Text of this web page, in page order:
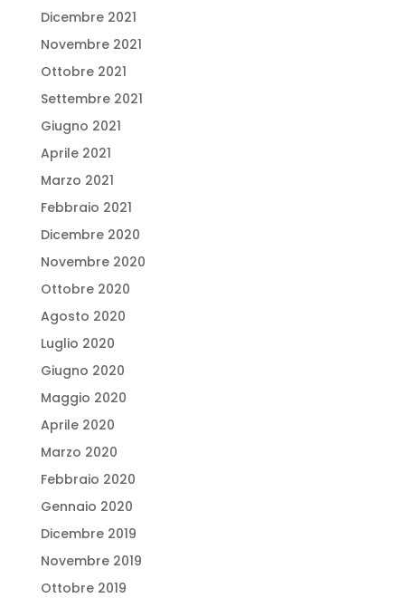
Dicembre 2021
Novembre 2021
Ottobre 2021
Settembre 2021
Giugno 2021
Aprile 2021
Marzo 2021
Febbraio 2021
Dicembre 2020
Novembre 2020
Ottobre 2020
Agosto 2020
Luglio 2020
Giugno 2020
Maggio 2020
Aprile 2020
Marzo 2020
Febbraio 2020
Gennaio 2020
Dicembre 2019
Novembre 2019
Ottobre 2019